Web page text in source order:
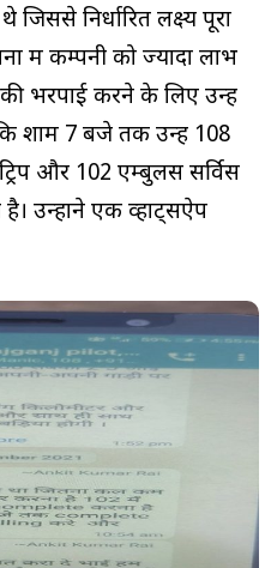
निर्धारित लक्ष्य पूरा
में कम्पनी को ज्यादा लाभ
भरपाई करने के लिए उन्हें
कि शाम 7 बजे तक उन्हें 108
और 102 एम्बुलेंस सर्विस
उन्होंने एक व्हाट्सऐप